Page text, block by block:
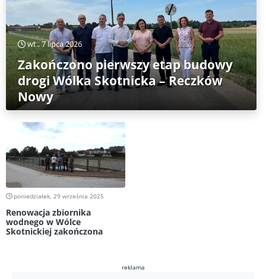
wt., 7 lipca 2026
Zakończono pierwszy etap budowy
drogi Wólka Skotnicka – Reczków
Nowy
poniedziałek, 29 września 2025
Renowacja zbiornika
wodnego w Wólce
Skotnickiej zakończona
reklama